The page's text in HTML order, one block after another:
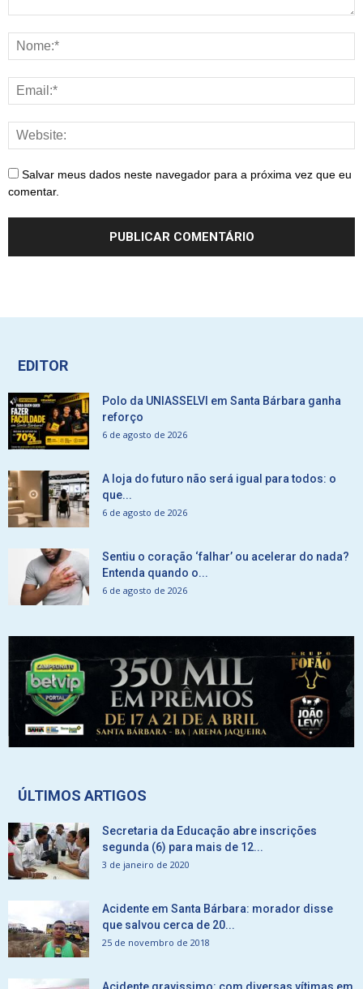
Salvar meus dados neste navegador para a próxima vez que eu
comentar.
EDITOR
Polo da UNIASSELVI em Santa Bárbara ganha
reforço
6 de agosto de 2026
A loja do futuro não será igual para todos: o
que...
6 de agosto de 2026
Sentiu o coração ‘falhar’ ou acelerar do nada?
Entenda quando o...
6 de agosto de 2026
ÚLTIMOS ARTIGOS
Secretaria da Educação abre inscrições
segunda (6) para mais de 12...
3 de janeiro de 2020
Acidente em Santa Bárbara: morador disse
que salvou cerca de 20...
25 de novembro de 2018